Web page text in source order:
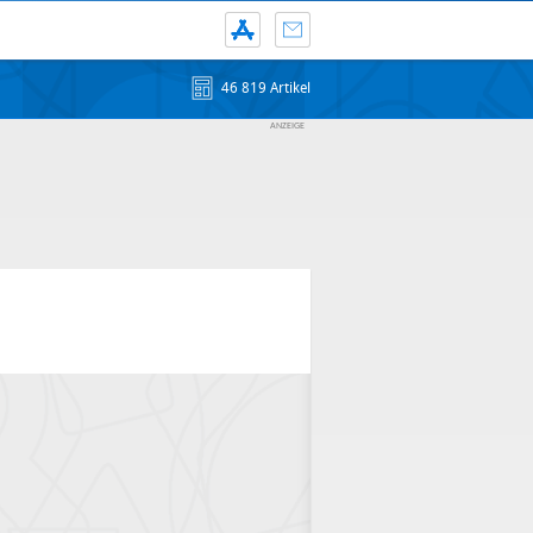
46 819 Artikel